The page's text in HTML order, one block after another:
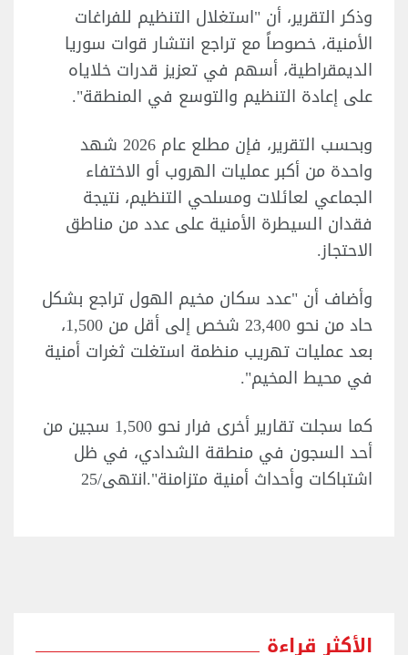
وذكر التقرير، أن "استغلال التنظيم للفراغات
الأمنية، خصوصاً مع تراجع انتشار قوات سوريا
الديمقراطية، أسهم في تعزيز قدرات خلاياه
على إعادة التنظيم والتوسع في المنطقة".
وبحسب التقرير، فإن مطلع عام 2026 شهد
واحدة من أكبر عمليات الهروب أو الاختفاء
الجماعي لعائلات ومسلحي التنظيم، نتيجة
فقدان السيطرة الأمنية على عدد من مناطق
الاحتجاز.
وأضاف أن "عدد سكان مخيم الهول تراجع بشكل
حاد من نحو 23,400 شخص إلى أقل من 1,500،
بعد عمليات تهريب منظمة استغلت ثغرات أمنية
في محيط المخيم".
كما سجلت تقارير أخرى فرار نحو 1,500 سجين من
أحد السجون في منطقة الشدادي، في ظل
اشتباكات وأحداث أمنية متزامنة".انتهى/25
الأكثر قراءة